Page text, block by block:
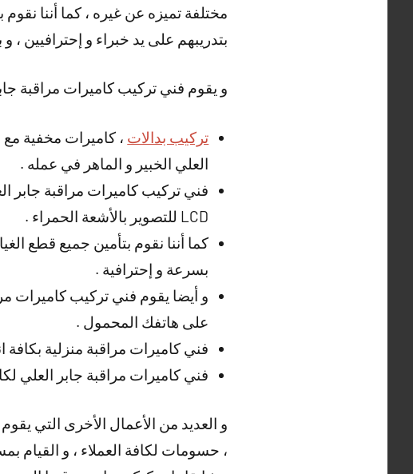
مختلفة تميزه عن غيره ، كما أننا
بتدريبهم على يد خبراء و إحترافيين ،
و يقوم فني تركيب كاميرات مراقبة
تركيب بدالات ، كاميرات مخفية مع
العلي الخبير و الماهر في عمله .
فني تركيب كاميرات مراقبة جابر
LCD للتصوير بالأشعة الحمراء .
كما أننا نقوم بتأمين جميع قطع
بسرعة و إحترافية .
و أيضا يقوم فني تركيب كاميرات
على هاتفك المحمول .
فني كاميرات مراقبة منزلية
فني كاميرات مراقبة جابر العلي
و العديد من الأعمال الأخرى التي
، حسومات لكافة العملاء ، و القيام